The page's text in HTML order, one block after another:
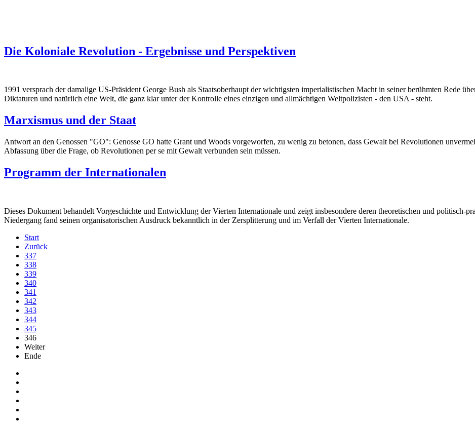
Die Koloniale Revolution - Ergebnisse und Perspektiven
1991 versprach der damalige US-Präsident George Bush als Staatsoberhaupt der wichtigsten imperialistischen Macht in seiner berühmten Rede
Diktaturen und natürlich eine Welt, die ganz klar unter der Kontrolle eines einzigen und allmächtigen Weltpolizisten - den USA - steht.
Marxismus und der Staat
Antwort an den Genossen "GO": Genosse GO hatte Grant und Woods vorgeworfen, zu wenig zu betonen, dass Gewalt bei Revolutionen
Abfassung über die Frage, ob Revolutionen per se mit Gewalt verbunden sein müssen.
Programm der Internationalen
Dieses Dokument behandelt Vorgeschichte und Entwicklung der Vierten Internationale und zeigt insbesondere deren theoretischen und politisch-
Niedergang fand seinen organisatorischen Ausdruck bekanntlich in der Zersplitterung und im Verfall der Vierten Internationale.
Start
Zurück
337
338
339
340
341
342
343
344
345
346
Weiter
Ende